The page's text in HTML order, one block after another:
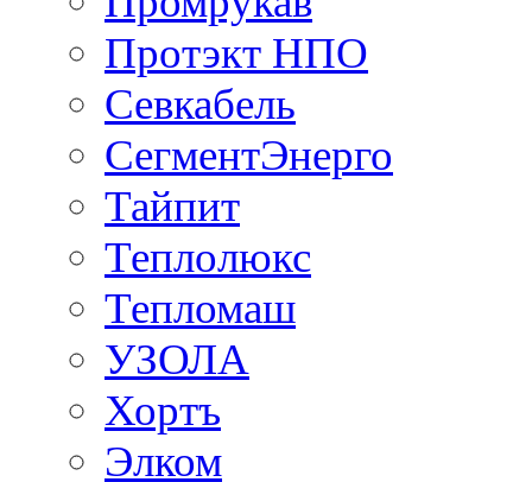
Протэкт НПО
Севкабель
СегментЭнерго
Тайпит
Теплолюкс
Тепломаш
УЗОЛА
Хортъ
Элком